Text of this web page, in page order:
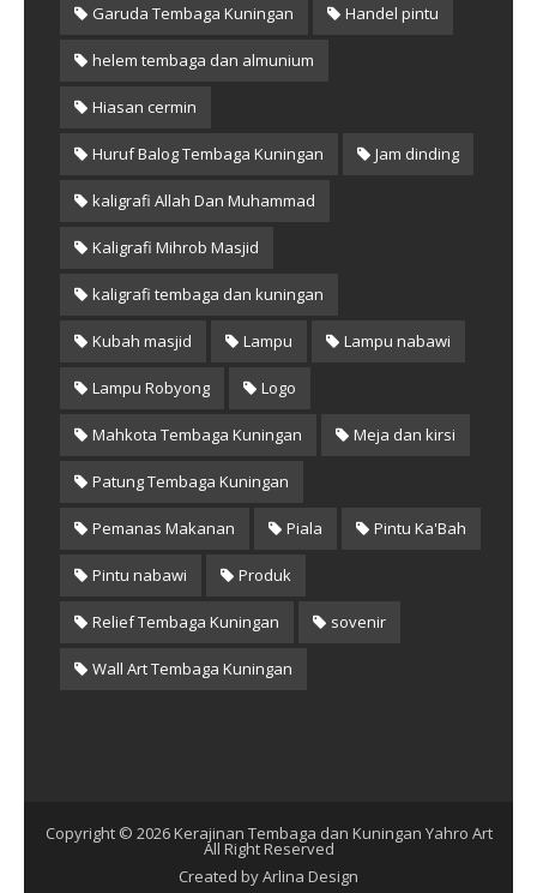
Garuda Tembaga Kuningan Handel pintu
helem tembaga dan almunium
Hiasan cermin
Huruf Balog Tembaga Kuningan Jam dinding
kaligrafi Allah Dan Muhammad
Kaligrafi Mihrob Masjid
kaligrafi tembaga dan kuningan
Kubah masjid Lampu Lampu nabawi
Lampu Robyong Logo
Mahkota Tembaga Kuningan Meja dan kirsi
Patung Tembaga Kuningan
Pemanas Makanan Piala Pintu Ka'Bah
Pintu nabawi Produk
Relief Tembaga Kuningan sovenir
Wall Art Tembaga Kuningan
Copyright © 2026Kerajinan Tembaga dan Kuningan Yahro Art
All Right Reserved
Created byArlina Design